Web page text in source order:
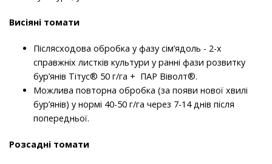
Висіяні томати
Післясходова обробка у фазу сім’ядоль - 2-х
справжніх листків культури у ранні фази розвитку
бур’янів Тітус® 50 г/га + ПАР Віволт®.
Можлива повторна обробка (за появи нової хвилі
бур’янів) у нормі 40-50 г/га через 7-14 днів після
попередньої.
Розсадні томати